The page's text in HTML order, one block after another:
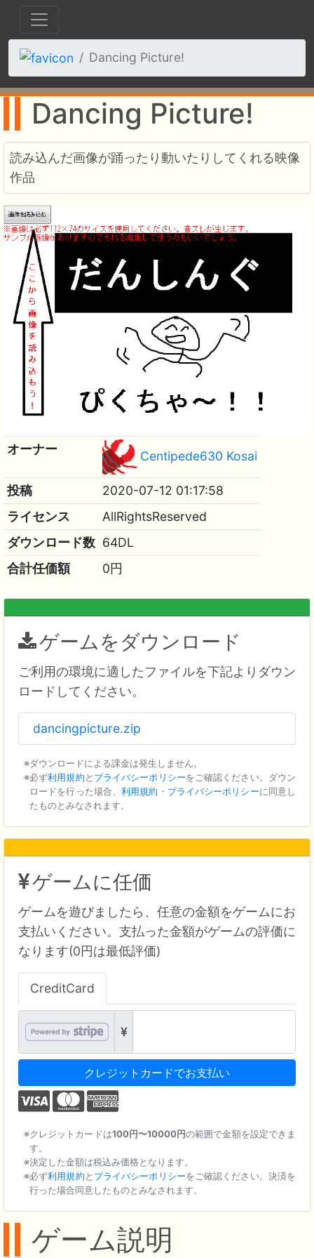
Dancing Picture!
Dancing Picture!
読み込んだ画像が踊ったり動いたりしてくれる映像
作品
オーナー Centipede630 Kosai
投稿
2020-07-12 01:17:58
ライセンス
AllRightsReserved
ダウンロード数 64DL
合計任価額
0円
ゲームをダウンロード
ご利用の環境に適したファイルを下記よりダウン
ロードしてください。
dancingpicture.zip
ダウンロードによる課金は発生しません。
必ず利用規約と プライバシーポリシーをご確認ください。ダウン
ロードを行った場合、利用規約 ・ プライバシーポリシーに同意し
たものとみなされます。
ゲームに任価
ゲームを遊びましたら、任意の金額をゲームにお
支払いください。支払った金額がゲームの評価に
なります(0円は最低評価)
CreditCard
クレジットカードでお支払い
クレジットカードは100円〜10000円の範囲で金額を設定できま
す。
決定した金額は税込み価格となります。
必ず利用規約と プライバシーポリシーをご確認ください。決済を
行った場合同意したものとみなされます。
ゲーム説明